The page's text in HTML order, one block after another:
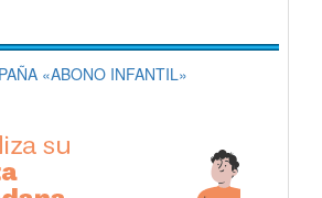
«ABONO INFANTIL»